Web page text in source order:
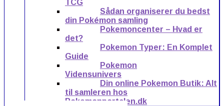
TCG
Sådan organiserer du bedst
din Pokémon samling
Pokemoncenter – Hvad er
det?
Pokemon Typer: En Komplet
Guide
Pokemon
Vidensunivers
Din online Pokemon Butik: Alt
til samleren hos
Pokemonportalen.dk